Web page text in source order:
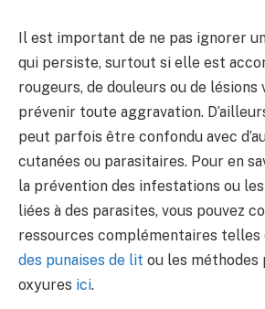
Il est important de ne pas ignorer
qui persiste, surtout si elle est
rougeurs, de douleurs ou de lésions
prévenir toute aggravation.
peut parfois être confondu avec
cutanées ou parasitaires. Pour en
la prévention des infestations ou
liées à des parasites, vous pouvez
ressources complémentaires telles
des punaises de lit ou les
oxyures ici.